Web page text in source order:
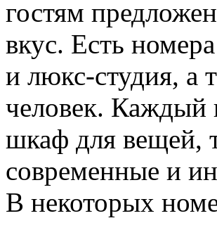
гостям
вкус. Есть
и люкс-студия, а
человек. Каждый
шкаф для вещей,
современные и
В некоторых